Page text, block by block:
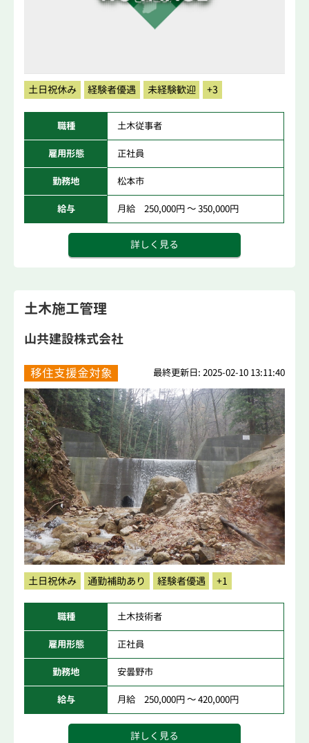
土日祝休み 経験者優遇 未経験歓迎 +3
職種 土木従事者
雇用形態 正社員
勤務地 松本市
給与 月給 250,000円 ～ 350,000円
詳しく見る
土木施工管理
山共建設株式会社
移住支援金対象 最終更新日: 2025-02-10 13:11:40
土日祝休み 通勤補助あり 経験者優遇 +1
職種 土木技術者
雇用形態 正社員
勤務地 安曇野市
給与 月給 250,000円 ～ 420,000円
詳しく見る